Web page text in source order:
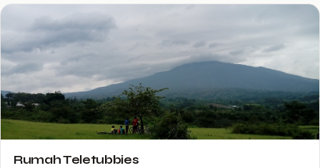
Rumah Teletubbies